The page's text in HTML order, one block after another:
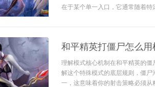
在于某个单一入口，它通常随着
和平精英打僵尸怎么
理解模式核心机制在和平精英的
解这个特殊模式的底层规则，僵
一，这意味着你的射击策略必须